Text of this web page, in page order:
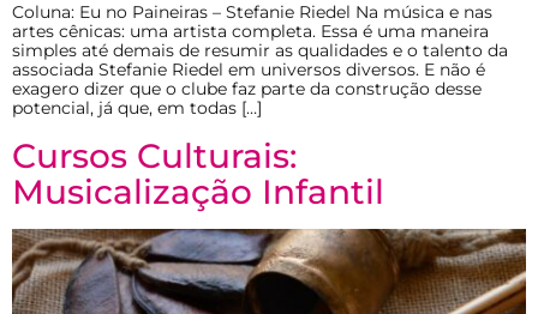
Coluna: Eu no Paineiras – Stefanie Riedel Na música e nas
artes cênicas: uma artista completa. Essa é uma maneira
simples até demais de resumir as qualidades e o talento da
associada Stefanie Riedel em universos diversos. E não é
exagero dizer que o clube faz parte da construção desse
potencial, já que, em todas […]
Cursos Culturais:
Musicalização Infantil